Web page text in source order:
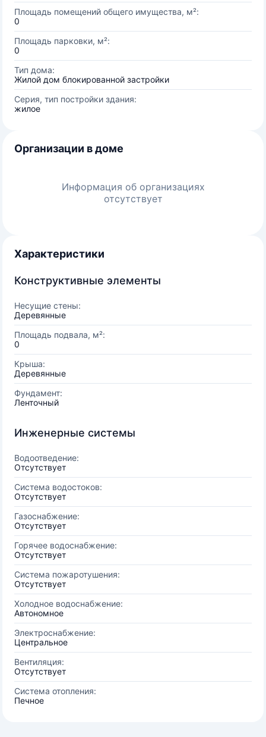
Площадь помещений общего имущества, м²:
0
Площадь парковки, м²:
0
Тип дома:
Жилой дом блокированной застройки
Серия, тип постройки здания:
жилое
Организации в доме
Информация об организациях
отсутствует
Характеристики
Конструктивные элементы
Несущие стены:
Деревянные
Площадь подвала, м²:
0
Крыша:
Деревянные
Фундамент:
Ленточный
Инженерные системы
Водоотведение:
Отсутствует
Система водостоков:
Отсутствует
Газоснабжение:
Отсутствует
Горячее водоснабжение:
Отсутствует
Система пожаротушения:
Отсутствует
Холодное водоснабжение:
Автономное
Электроснабжение:
Центральное
Вентиляция:
Отсутствует
Система отопления:
Печное